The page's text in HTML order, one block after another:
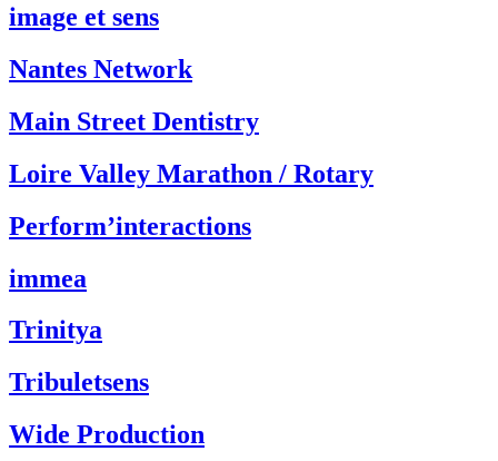
image et sens
Nantes Network
Main Street Dentistry
Loire Valley Marathon / Rotary
Perform’interactions
immea
Trinitya
Tribuletsens
Wide Production